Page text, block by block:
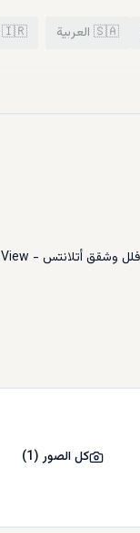
🇸🇦 العربية 🇮🇷
كل الصور(
1
)